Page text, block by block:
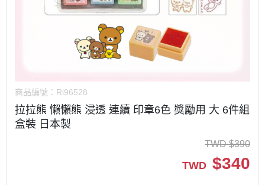
商品編號： Ri96528
拉拉熊 懶懶熊 浸透 連續 印章6色 獎勵用 大 6件組
盒裝 日本製
TWD $390
TWD $340